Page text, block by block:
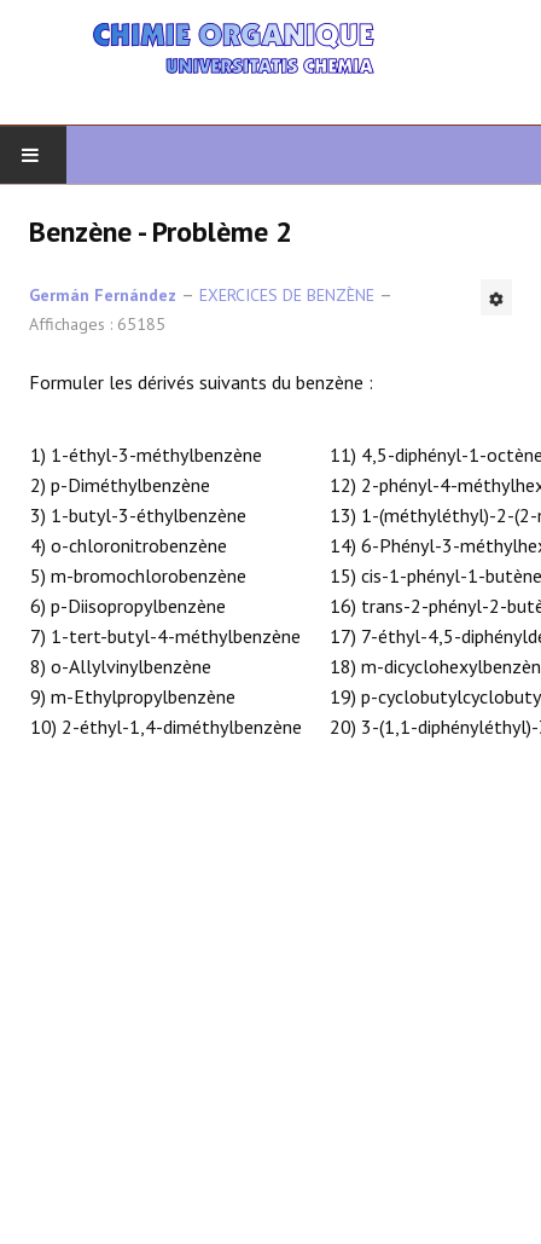
ORGANIQUE AVANCÉ
HÉTÉROCYCLES
LA SYNTHÈSE
SPECTROSCOPIE
RÉACTIONS
Benzène - Problème 2
Germán Fernández
EXERCICES DE BENZÈNE
Affichages : 65185
Formuler les dérivés suivants du benzène :
1) 1-éthyl-3-méthylbenzène
2) p-Diméthylbenzène
3) 1-butyl-3-éthylbenzène
4) o-chloronitrobenzène
5) m-bromochlorobenzène
6) p-Diisopropylbenzène
7) 1-tert-butyl-4-méthylbenzène
8) o-Allylvinylbenzène
9) m-Ethylpropylbenzène
10) 2-éthyl-1,4-diméthylbenzène
11) 4,5-diphényl-1-
12) 2-phényl-4-
13) 1-(méthyléthyl)-2-
14) 6-Phényl-3-
15) cis-1-phényl-1-butène
16) trans-2-phényl-2-
17) 7-éthyl-4,5-
18) m-
19) p-
20) 3-(1,1-